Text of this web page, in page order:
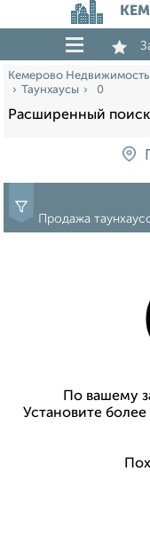
Кемерово Недвижимость
Таунхаусы
0
Расширенный
Продажа
По вашему
Установите